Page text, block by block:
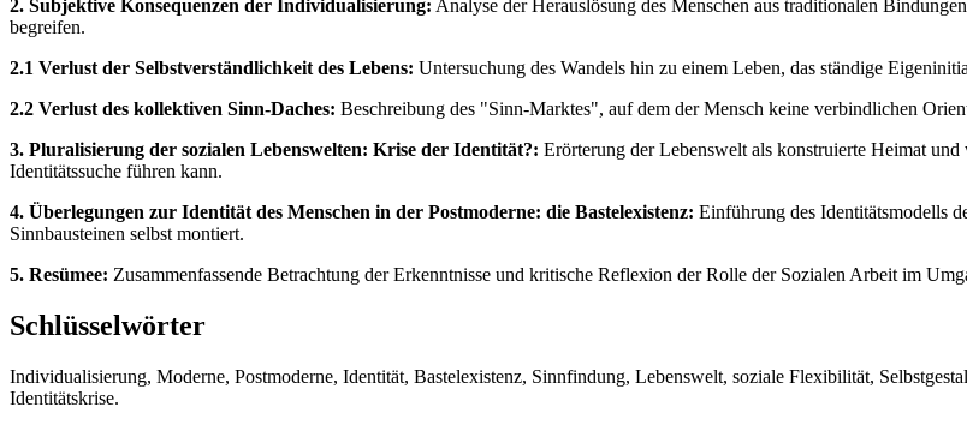
2. Subjektive Konsequenzen der Individualisierung: Analyse der Herauslösung des Menschen aus traditionalen
begreifen.
2.1 Verlust der Selbstverständlichkeit des Lebens: Untersuchung des Wandels hin zu einem Leben, das ständige
2.2 Verlust des kollektiven Sinn-Daches: Beschreibung des "Sinn-Marktes", auf dem der Mensch keine verbindlichen
3. Pluralisierung der sozialen Lebenswelten: Krise der Identität?: Erörterung der Lebenswelt als konstruierte Heimat
Identitätssuche führen kann.
4. Überlegungen zur Identität des Menschen in der Postmoderne: die Bastelexistenz: Einführung des Identitätsmodells
Sinnbausteinen selbst montiert.
5. Resümee: Zusammenfassende Betrachtung der Erkenntnisse und kritische Reflexion der Rolle der Sozialen Arbeit im
Schlüsselwörter
Individualisierung, Moderne, Postmoderne, Identität, Bastelexistenz, Sinnfindung, Lebenswelt, soziale Flexibilität,
Identitätskrise.